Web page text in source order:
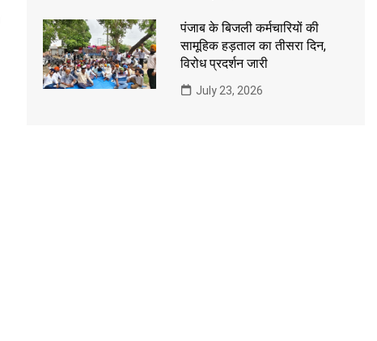
पंजाब के बिजली कर्मचारियों की
सामूहिक हड़ताल का तीसरा दिन,
विरोध प्रदर्शन जारी
July 23, 2026